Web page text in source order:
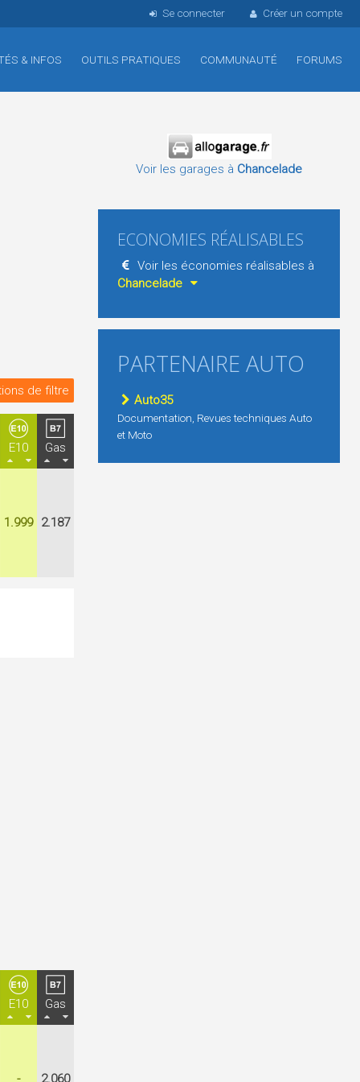
Se connecter Créer un compte
& INFOS OUTILS PRATIQUES COMMUNAUTÉ FORUMS
de filtre
E10
Gas
1.999 2.187
E10
Gas
- 2.060
Voir les garages à Chancelade
ECONOMIES RÉALISABLES
Voir les économies réalisables à
Chancelade
PARTENAIRE AUTO
Auto35
Documentation, Revues techniques Auto
et Moto